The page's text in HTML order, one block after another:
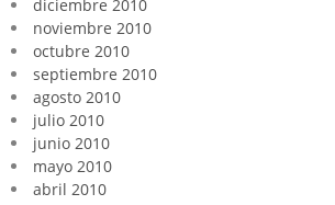
diciembre 2010
noviembre 2010
octubre 2010
septiembre 2010
agosto 2010
julio 2010
junio 2010
mayo 2010
abril 2010